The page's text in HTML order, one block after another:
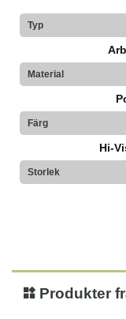
Typ
Material
Färg
Hi-
Storlek
Produkter